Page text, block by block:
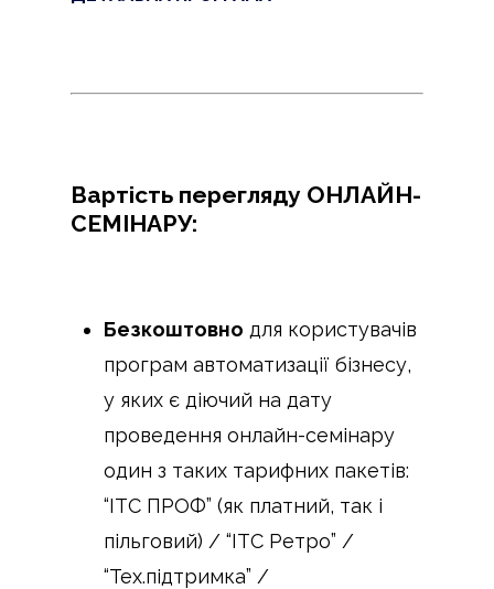
Вартість перегляду ОНЛАЙН-
СЕМІНАРУ:
Безкоштовно для користувачів
програм автоматизації бізнесу,
у яких є діючий на дату
проведення онлайн-семінару
один з таких тарифних пакетів:
“ІТС ПРОФ” (як платний, так і
пільговий) / “ІТС Ретро” /
“Тех.підтримка” /